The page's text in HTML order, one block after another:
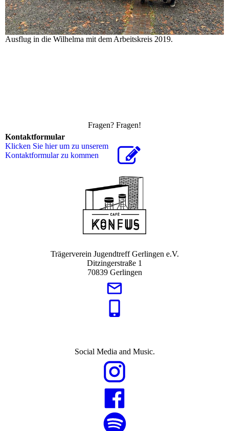
Ausflug in die Wilhelma mit dem Arbeitskreis 2019.
Fragen? Fragen!
Kontaktformular
Klicken Sie hier um zu unserem
Kon­takt­for­mu­lar zu kommen
Trägerverein Jugendtreff Gerlingen e.V.
Ditzingerstraße 1
70839 Gerlingen
Social Media and Music.